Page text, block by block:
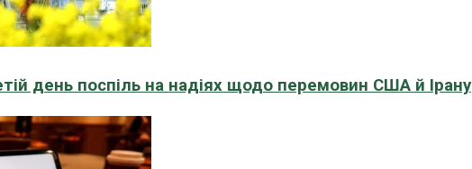
день поспіль на надіях щодо перемовин США й Ірану